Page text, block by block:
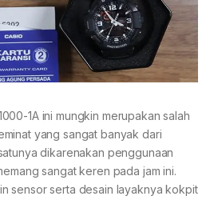
1A ini mungkin merupakan salah
yang sangat banyak dari
dikarenakan penggunaan
sangat keren pada jam ini.
sensor serta desain layaknya kokpit